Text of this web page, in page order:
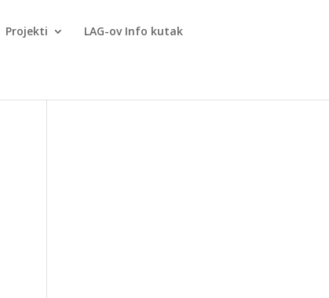
Projekti LAG-ov Info kutak